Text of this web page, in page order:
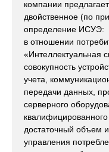
компании
двойственное (по
определение ИСУЭ:
в отношении
«Интеллектуальная
совокупность
учета,
передачи данных,
серверного
достаточный объем
управления